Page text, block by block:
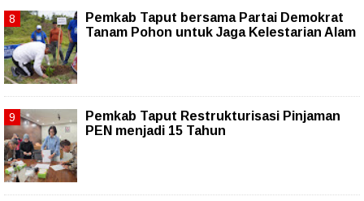
Pemkab Taput bersama Partai Demokrat
Tanam Pohon untuk Jaga Kelestarian Alam
Pemkab Taput Restrukturisasi Pinjaman
PEN menjadi 15 Tahun‎